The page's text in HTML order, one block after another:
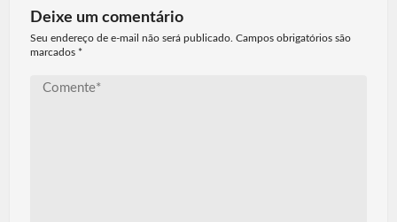
Deixe um comentário
Seu endereço de e-mail não será publicado. Campos obrigatórios são
marcados *
Comente*